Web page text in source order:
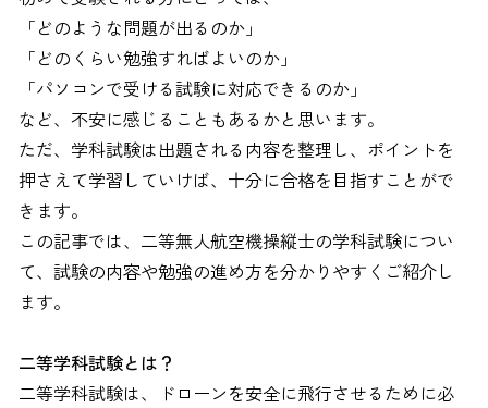
「どのような問題が出るのか」
「どのくらい勉強すればよいのか」
「パソコンで受ける試験に対応できるのか」
など、不安に感じることもあるかと思います。
ただ、学科試験は出題される内容を整理し、ポイントを
押さえて学習していけば、十分に合格を目指すことがで
きます。
この記事では、二等無人航空機操縦士の学科試験につい
て、試験の内容や勉強の進め方を分かりやすくご紹介し
ます。
二等学科試験とは？
二等学科試験は、ドローンを安全に飛行させるために必